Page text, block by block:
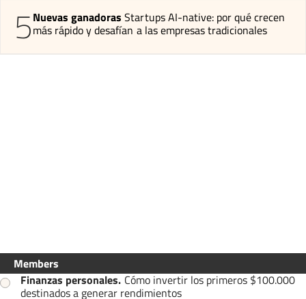
5Nuevas ganadoras Startups AI-native: por qué crecen
más rápido y desafían a las empresas tradicionales
Members
Finanzas personales. Cómo invertir los primeros $100.000
destinados a generar rendimientos